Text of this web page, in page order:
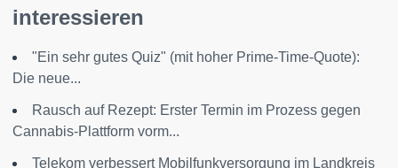
interessieren
"Ein sehr gutes Quiz" (mit hoher Prime-Time-Quote):
Die neue...
Rausch auf Rezept: Erster Termin im Prozess gegen
Cannabis-Plattform vorm...
Telekom verbessert Mobilfunkversorgung im Landkreis